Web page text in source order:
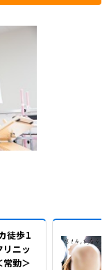
徒歩1
ニッ
勤＞